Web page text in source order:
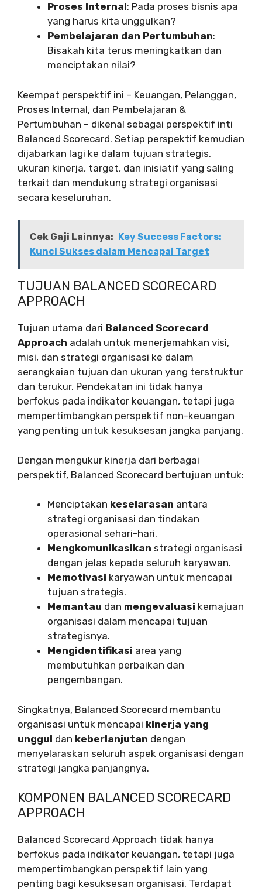
Proses Internal: Pada proses bisnis apa
yang harus kita unggulkan?
Pembelajaran dan Pertumbuhan:
Bisakah kita terus meningkatkan dan
menciptakan nilai?
Keempat perspektif ini – Keuangan, Pelanggan,
Proses Internal, dan Pembelajaran &
Pertumbuhan – dikenal sebagai perspektif inti
Balanced Scorecard. Setiap perspektif kemudian
dijabarkan lagi ke dalam tujuan strategis,
ukuran kinerja, target, dan inisiatif yang saling
terkait dan mendukung strategi organisasi
secara keseluruhan.
Cek Gaji Lainnya:
Key Success Factors:
Kunci Sukses dalam Mencapai Target
TUJUAN BALANCED SCORECARD
APPROACH
Tujuan utama dari Balanced Scorecard
Approach adalah untuk menerjemahkan visi,
misi, dan strategi organisasi ke dalam
serangkaian tujuan dan ukuran yang terstruktur
dan terukur. Pendekatan ini tidak hanya
berfokus pada indikator keuangan, tetapi juga
mempertimbangkan perspektif non-keuangan
yang penting untuk kesuksesan jangka panjang.
Dengan mengukur kinerja dari berbagai
perspektif, Balanced Scorecard bertujuan untuk:
Menciptakan keselarasan antara
strategi organisasi dan tindakan
operasional sehari-hari.
Mengkomunikasikan strategi organisasi
dengan jelas kepada seluruh karyawan.
Memotivasi karyawan untuk mencapai
tujuan strategis.
Memantau dan mengevaluasi kemajuan
organisasi dalam mencapai tujuan
strategisnya.
Mengidentifikasi area yang
membutuhkan perbaikan dan
pengembangan.
Singkatnya, Balanced Scorecard membantu
organisasi untuk mencapai kinerja yang
unggul dan keberlanjutan dengan
menyelaraskan seluruh aspek organisasi dengan
strategi jangka panjangnya.
KOMPONEN BALANCED SCORECARD
APPROACH
Balanced Scorecard Approach tidak hanya
berfokus pada indikator keuangan, tetapi juga
mempertimbangkan perspektif lain yang
penting bagi kesuksesan organisasi. Terdapat